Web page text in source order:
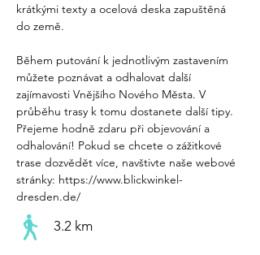
krátkými texty a ocelová deska zapuštěná
do země.
Během putování k jednotlivým zastavením
můžete poznávat a odhalovat další
zajímavosti Vnějšího Nového Města. V
průběhu trasy k tomu dostanete další tipy.
Přejeme hodně zdaru při objevování a
odhalování! Pokud se chcete o zážitkové
trase dozvědět více, navštivte naše webové
stránky: https://www.blickwinkel-
dresden.de/
3.2 km